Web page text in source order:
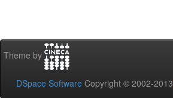
Theme by
DSpace Software Copyright © 2002-2013